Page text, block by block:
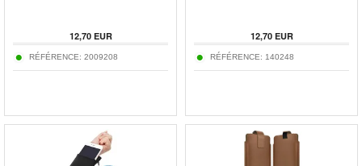
12,70EUR
RÉFÉRENCE: 2009208
12,70EUR
RÉFÉRENCE: 140248